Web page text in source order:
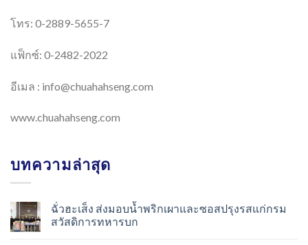
โทร: 0-2889-5655-7
แฟ็กซ์: 0-2482-2022
อีเมล : info@chuahahseng.com
www.chuahahseng.com
บทความล่าสุด
ฉั่วฮะเส็ง ส่งมอบน้ำพริกเผาและซอสปรุงรสแก่กรม
สวัสดิการทหารบก